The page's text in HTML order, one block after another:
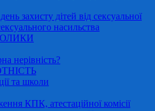
захисту дітей від сексуальної
насильства
нерівність?
та школи
КПК, атестаційної комісії